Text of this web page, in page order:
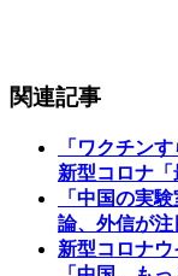
関連記事
「ワクチン
新型コロナ「
「中国の実
論、外信が注
新型コロナ